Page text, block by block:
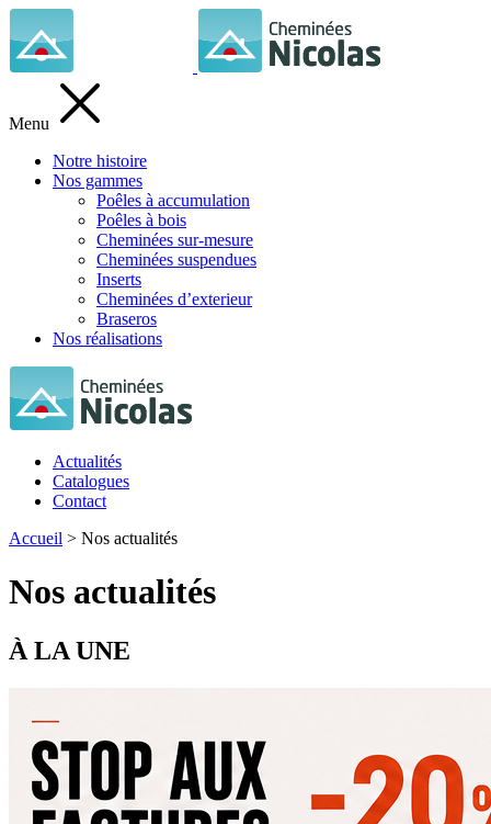
Menu
Notre histoire
Nos gammes
Poêles à accumulation
Poêles à bois
Cheminées sur-mesure
Cheminées suspendues
Inserts
Cheminées d’exterieur
Braseros
Nos réalisations
Actualités
Catalogues
Contact
Accueil > Nos actualités
Nos actualités
À LA UNE